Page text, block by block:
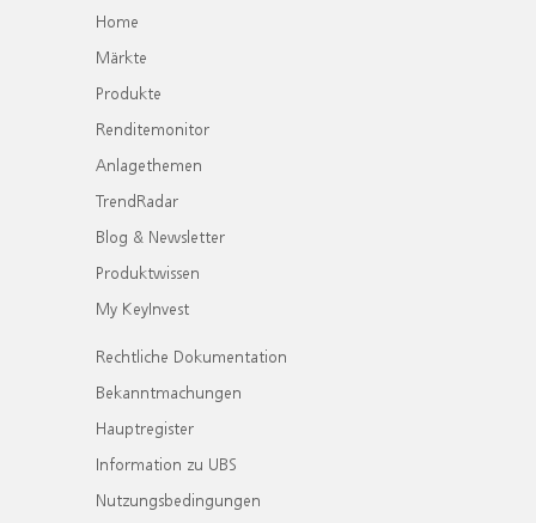
Home
Märkte
Produkte
Renditemonitor
Anlagethemen
TrendRadar
Blog & Newsletter
Produktwissen
My KeyInvest
Rechtliche Dokumentation
Bekanntmachungen
Hauptregister
Information zu UBS
Nutzungsbedingungen